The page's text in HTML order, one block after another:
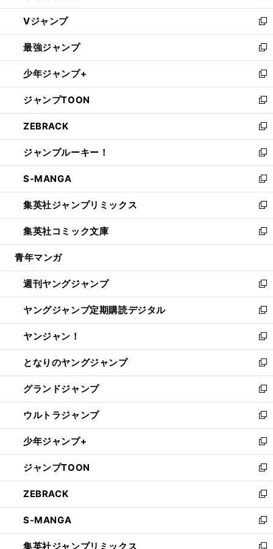
ウ
ィ
ン
ド
ウ
で
開
く
し
い
ウ
ィ
ン
ド
ウ
で
開
く
Vジャンプ
新
し
い
ウ
ィ
ン
ド
ウ
で
開
く
最強ジャンプ
新
し
い
ウ
ィ
ン
ド
ウ
で
開
く
少年ジャンプ+
新
し
い
ウ
ィ
ン
ド
ウ
で
開
く
ジャンプTOON
新
し
い
ウ
ィ
ン
ド
ウ
で
開
く
ZEBRACK
新
し
い
ウ
ィ
ン
ド
ウ
で
開
ジャンプルーキー！
新
し
い
ウ
ィ
ン
ド
ウ
開
く
S-MANGA
新
し
い
ウ
ィ
ン
ウ
で
開
く
集英社ジャンプリミックス
新
し
い
ウ
ン
ド
ウ
で
開
く
集英社コミック文庫
新
し
ウ
ィ
ン
ド
ウ
で
開
く
青年マンガ
週刊ヤングジャンプ
新
し
い
ウ
ィ
ン
ド
ウ
で
開
く
ヤングジャンプ定期購読デジタル
新
し
い
ウ
ィ
ン
ド
ウ
で
開
く
ヤンジャン！
新
し
い
ウ
ィ
ン
ド
ウ
で
開
く
となりのヤングジャンプ
新
し
い
ウ
ィ
ン
ド
ウ
で
開
く
グランドジャンプ
新
し
い
ウ
ィ
ン
ド
ウ
で
開
く
ウルトラジャンプ
新
し
い
ウ
ィ
ン
ド
ウ
で
開
く
少年ジャンプ+
新
し
い
ウ
ィ
ン
ド
ウ
で
ジャンプTOON
新
し
い
ウ
ィ
ン
ZEBRACK
新
し
い
ウ
S-MANGA
新
し
集英社ジャンプリミックス